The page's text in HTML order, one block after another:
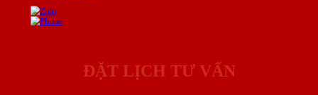
ĐẶT LỊCH TƯ VẤN